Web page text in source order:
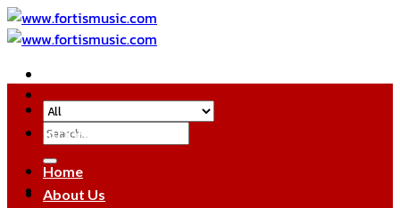
Skip
to
Search
for:
หมวดหมู่สินค้า
Home
About Us